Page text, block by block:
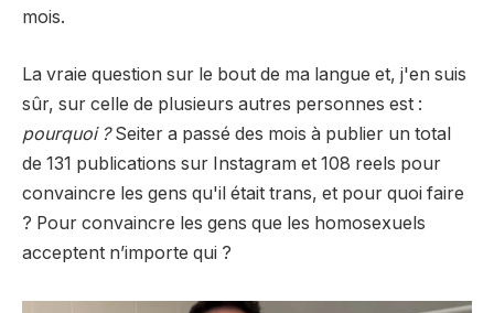
mois.
La vraie question sur le bout de ma langue et, j'en suis
sûr, sur celle de plusieurs autres personnes est :
pourquoi ?Seiter a passé des mois à publier un total
de 131 publications sur Instagram et 108 reels pour
convaincre les gens qu'il était trans, et pour quoi faire
? Pour convaincre les gens que les homosexuels
acceptent n’importe qui ?